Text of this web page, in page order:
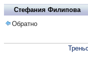
Стефания Филипова
Обратно